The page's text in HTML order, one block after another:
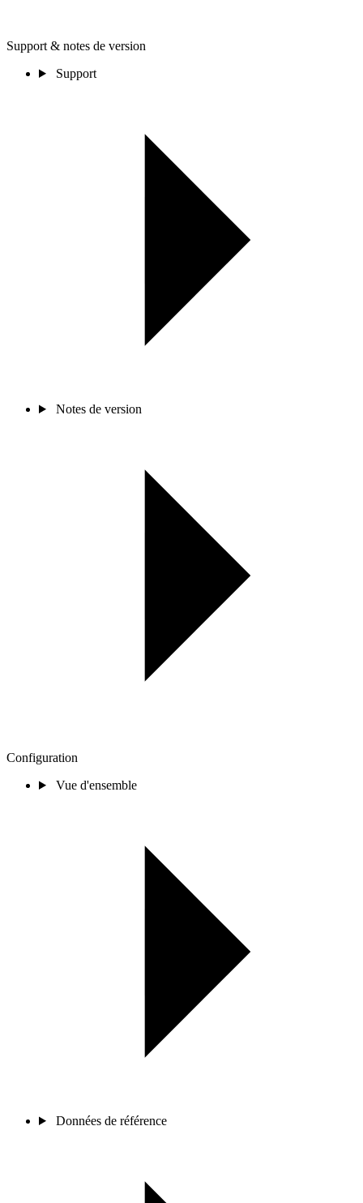
Support & notes de version
Support
Notes de version
Configuration
Vue d'ensemble
Données de référence